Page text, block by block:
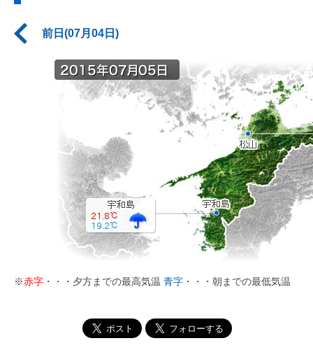
前日(07月04日)
※赤字 ・・・夕方までの最高気温 青字 ・・・朝までの最低気温